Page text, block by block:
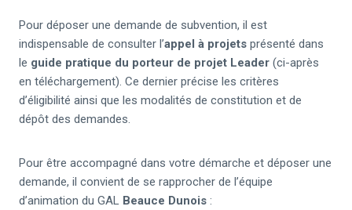
Pour déposer une demande de subvention, il est
indispensable de consulter l’appel à projets présenté dans
le guide pratique du porteur de projet Leader (ci-après
en téléchargement). Ce dernier précise les critères
d’éligibilité ainsi que les modalités de constitution et de
dépôt des demandes.
Pour être accompagné dans votre démarche et déposer une
demande, il convient de se rapprocher de l’équipe
d’animation du GAL Beauce Dunois :